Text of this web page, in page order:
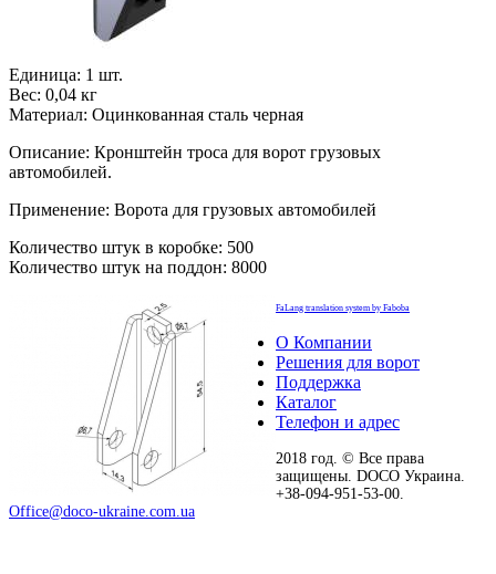
Единица: 1 шт.
Вес: 0,04 кг
Материал: Оцинкованная сталь черная
Описание: Кронштейн троса для ворот грузовых
автомобилей.
Применение: Ворота для грузовых автомобилей
Количество штук в коробке: 500
Количество штук на поддон: 8000
FaLang translation system by Faboba
О Компании
Решения для ворот
Поддержка
Каталог
Телефон и адрес
2018 год. © Все права
защищены. DOCO Украина.
+38-094-951-53-00.
Office@doco-ukraine.com.ua